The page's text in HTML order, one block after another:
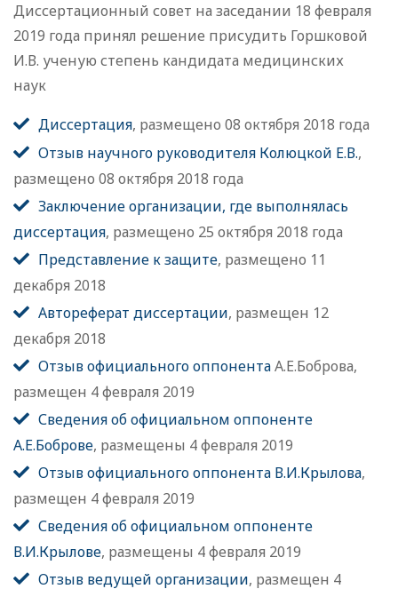
Диссертационный совет на заседании 18 февраля
2019 года принял решение присудить Горшковой
И.В. ученую степень кандидата медицинских
наук
Диссертация, размещено 08 октября 2018 года
Отзыв научного руководителя Колюцкой Е.В.,
размещено 08 октября 2018 года
Заключение организации, где выполнялась
диссертация, размещено 25 октября 2018 года
Представление к защите, размещено 11
декабря 2018
Автореферат диссертации, размещен 12
декабря 2018
Отзыв официального оппонентаА.Е.Боброва,
размещен 4 февраля 2019
Сведения об официальном оппоненте
А.Е.Боброве, размещены 4 февраля 2019
Отзыв официального оппонента В.И.Крылова,
размещен 4 февраля 2019
Сведения об официальном оппоненте
В.И.Крылове, размещены 4 февраля 2019
Отзыв ведущей организации, размещен 4